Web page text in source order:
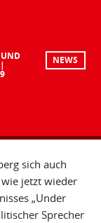
NEWS
sich auch
jetzt wieder
„Under
Sprecher